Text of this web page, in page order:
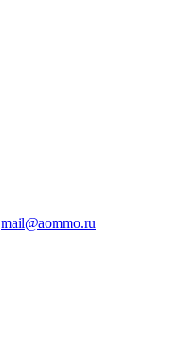
mail@aommo.ru